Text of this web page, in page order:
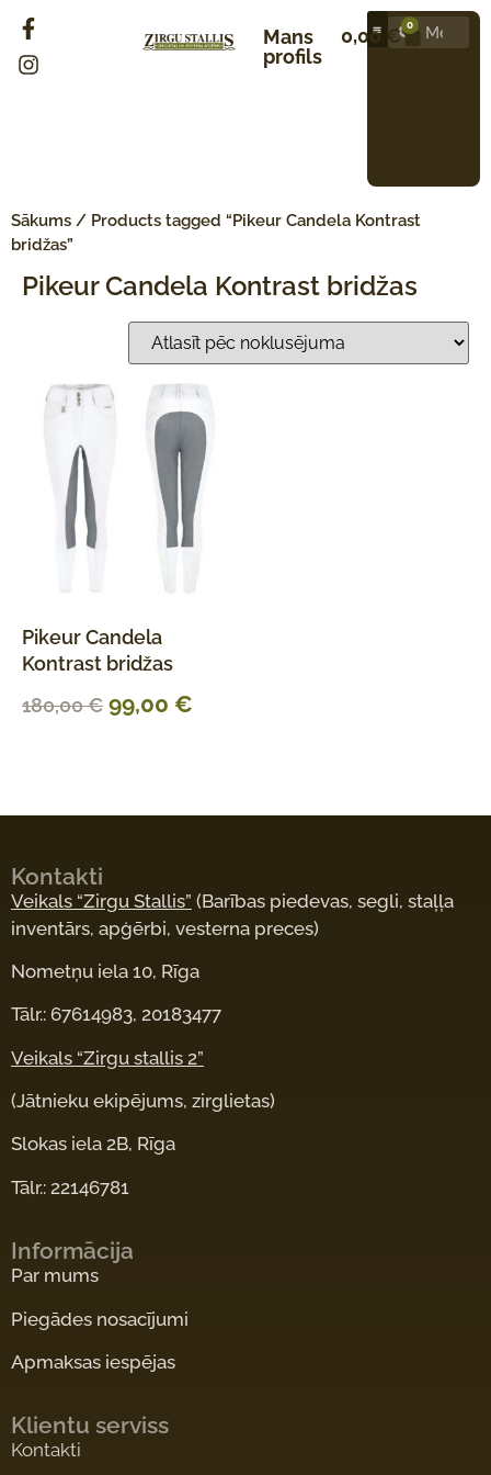
Mans
profils
0,00 € 0
Sākums / Products tagged “Pikeur Candela Kontrast
bridžas”
Pikeur Candela Kontrast bridžas
Pikeur Candela
Kontrast bridžas
180,00€ 99,00 €
Kontakti
Veikals “Zirgu Stallis” (Barības piedevas, segli, staļļa
inventārs, apģērbi, vesterna preces)
Nometņu iela 10, Rīga
Tālr.: 67614983, 20183477
Veikals “Zirgu stallis 2”
(Jātnieku ekipējums, zirglietas)
Slokas iela 2B, Rīga
Tālr.: 22146781
Informācija
Par mums
Piegādes nosacījumi
Apmaksas iespējas
Klientu serviss
Kontakti